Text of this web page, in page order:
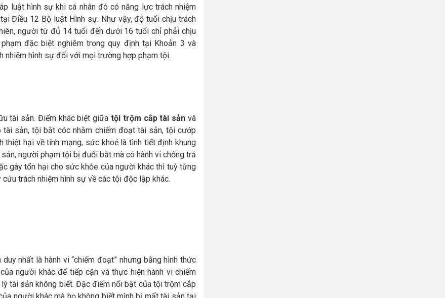
luật hình sự khi cá nhân đó có năng lực trách nhiệm
Điều 12 Bộ luật Hình sự. Như vậy, độ tuổi chịu trách
người từ đủ 14 tuổi đến dưới 16 tuổi chỉ phải chịu
đặc biệt nghiêm trọng quy định tại Khoản 3 và
nhiệm hình sự đối với mọi trường hợp phạm tội.
tài sản. Điểm khác biệt giữa tội trộm cắp tài sản và
sản, tội bắt cóc nhằm chiếm đoạt tài sản, tội cướp
thiệt hại về tính mạng, sức khoẻ là tình tiết định khung
người phạm tội bị đuổi bắt mà có hành vi chống trả
gây tổn hại cho sức khỏe của người khác thì tuỳ từng
trách nhiệm hình sự về các tội độc lập khác.
nhất là hành vi “chiếm đoạt” nhưng bằng hình thức
người khác để tiếp cận và thực hiện hành vi chiếm
tài sản không biết. Đặc điểm nổi bật của tội trộm cắp
người khác mà họ không biết mình bị mất tài sản tại